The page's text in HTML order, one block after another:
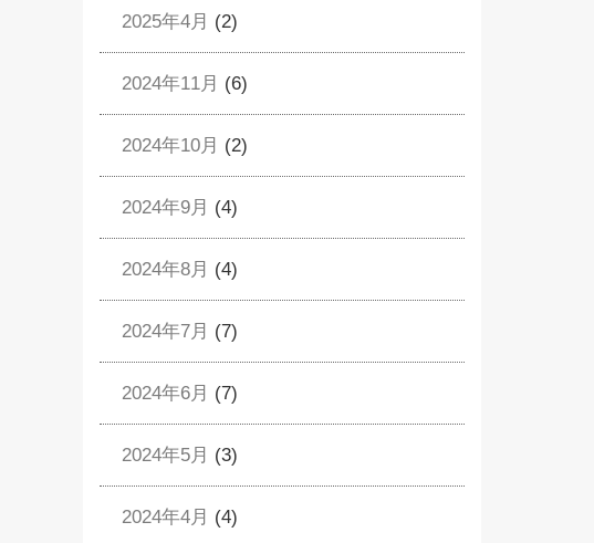
2025年4月 (2)
2024年11月 (6)
2024年10月 (2)
2024年9月 (4)
2024年8月 (4)
2024年7月 (7)
2024年6月 (7)
2024年5月 (3)
2024年4月 (4)